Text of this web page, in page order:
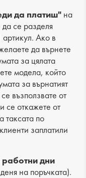
cm
част: 6 cm
да платиш" на
се разделя
Ако в
да върнете
за цялата
модела, който
за върнатият
възползвате от
се откажете от
таксата по
заплатили
дни
на поръчката).